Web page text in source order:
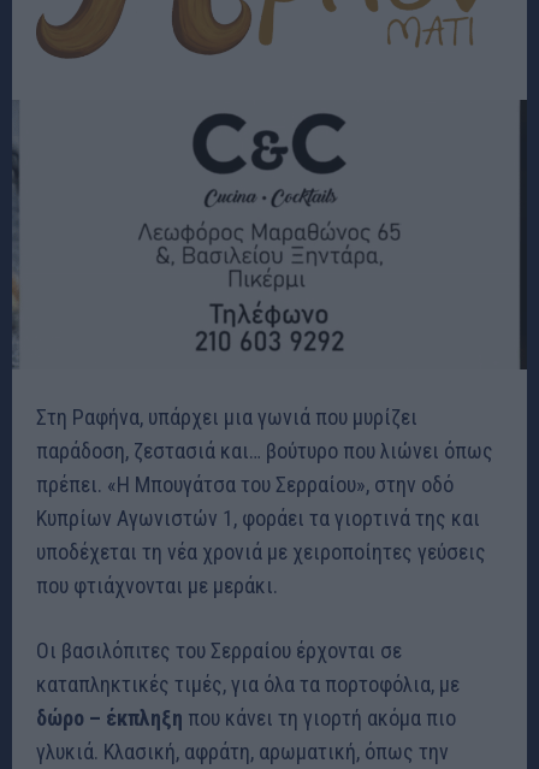
Στη Ραφήνα, υπάρχει μια γωνιά που μυρίζει
παράδοση, ζεστασιά και… βούτυρο που λιώνει όπως
πρέπει. «Η Μπουγάτσα του Σερραίου», στην οδό
Κυπρίων Αγωνιστών 1, φοράει τα γιορτινά της και
υποδέχεται τη νέα χρονιά με χειροποίητες γεύσεις
που φτιάχνονται με μεράκι.
Οι βασιλόπιτες του Σερραίου έρχονται σε
καταπληκτικές τιμές, για όλα τα πορτοφόλια, με
δώρο – έκπληξη που κάνει τη γιορτή ακόμα πιο
γλυκιά. Κλασική, αφράτη, αρωματική, όπως την